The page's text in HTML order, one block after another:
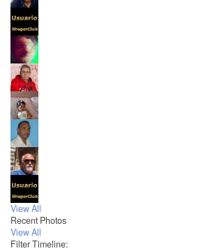
View All
Recent Photos
View All
Filter Timeline: